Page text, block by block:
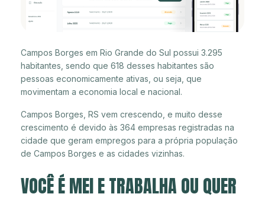
Campos Borges em Rio Grande do Sul possui 3.295
habitantes, sendo que 618 desses habitantes são
pessoas economicamente ativas, ou seja, que
movimentam a economia local e nacional.
Campos Borges, RS vem crescendo, e muito desse
crescimento é devido às 364 empresas registradas na
cidade que geram empregos para a própria população
de Campos Borges e as cidades vizinhas.
VOCÊ É MEI E TRABALHA OU QUER